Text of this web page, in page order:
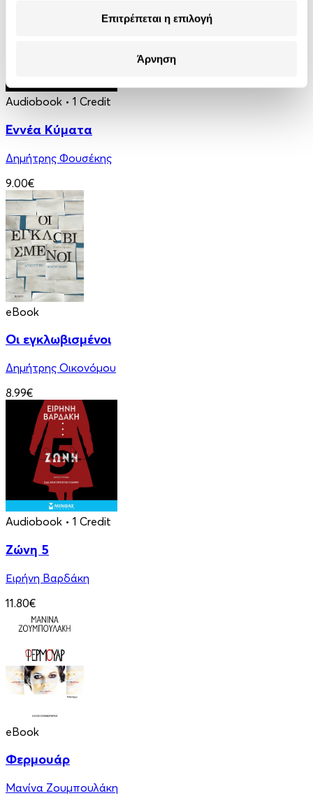
Επιτρέπεται η επιλογή
Άρνηση
Audiobook • 1 Credit
Εννέα Κύματα
Δημήτρης Φουσέκης
9.00€
eBook
Οι εγκλωβισμένοι
Δημήτρης Οικονόμου
8.99€
Audiobook • 1 Credit
Ζώνη 5
Ειρήνη Βαρδάκη
11.80€
eBook
Φερμουάρ
Μανίνα Ζουμπουλάκη